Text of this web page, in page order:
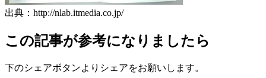
出典：http://nlab.itmedia.co.jp/
この記事が参考になりましたら
下のシェアボタンよりシェアをお願いします。